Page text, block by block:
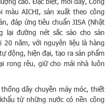
AICHI, sản xuất theo công
đáp ứng tiêu chuẩn JISA (Nhật
lại đường nét sắc sảo cho sản
năm, với nguyên liệu là hàng
động, hiện đại, tạo ra sản phẩm
rong rêu, giữ cho mái nhà luôn
dây chuyền máy móc, thiết
từ những nước có nền công